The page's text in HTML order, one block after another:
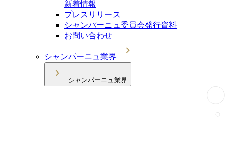
新着情報
プレスリリース
シャンパーニュ委員会発行資料
お問い合わせ
シャンパーニュ業界
シャンパーニュ業界